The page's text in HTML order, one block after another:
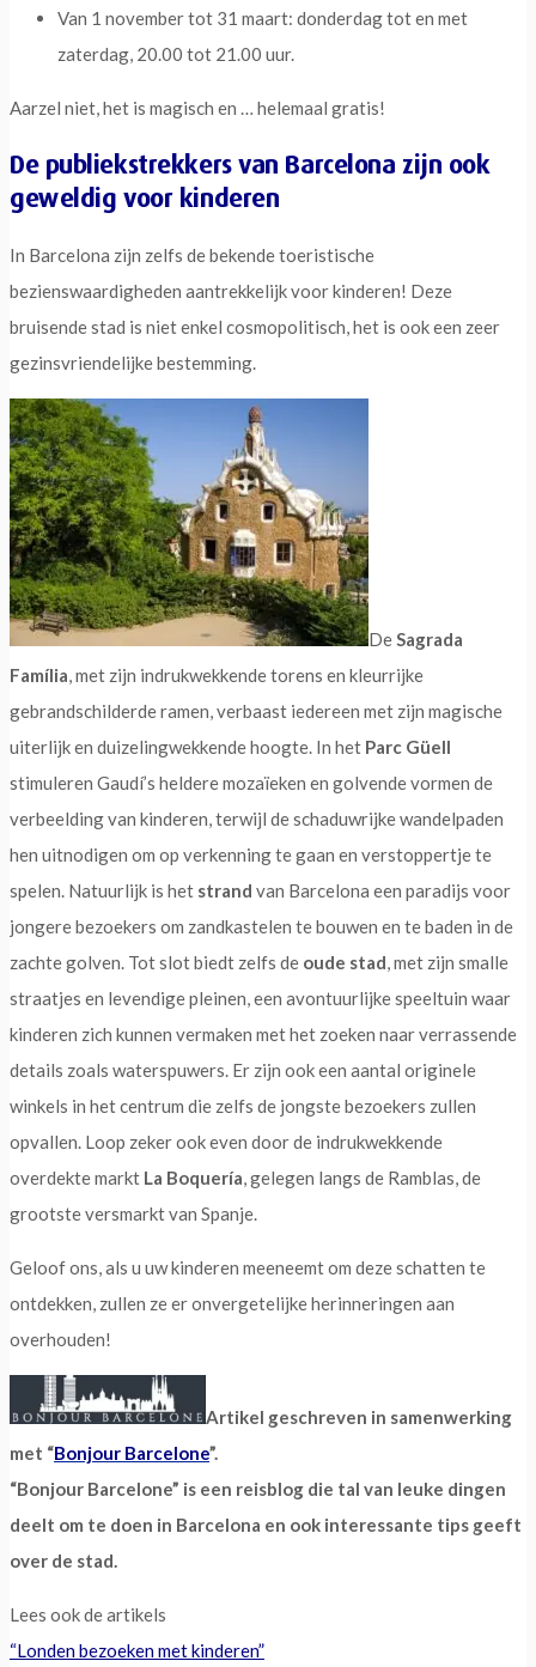
Van 1 november tot 31 maart: donderdag tot en met
zaterdag, 20.00 tot 21.00 uur.
Aarzel niet, het is magisch en … helemaal gratis!
De publiekstrekkers van Barcelona zijn ook
geweldig voor kinderen
In Barcelona zijn zelfs de bekende toeristische
bezienswaardigheden aantrekkelijk voor kinderen! Deze
bruisende stad is niet enkel cosmopolitisch, het is ook een zeer
gezinsvriendelijke bestemming.
DeSagrada
Família, met zijn indrukwekkende torens en kleurrijke
gebrandschilderde ramen, verbaast iedereen met zijn magische
uiterlijk en duizelingwekkende hoogte. In het Parc Güell
stimuleren Gaudí’s heldere mozaïeken en golvende vormen de
verbeelding van kinderen, terwijl de schaduwrijke wandelpaden
hen uitnodigen om op verkenning te gaan en verstoppertje te
spelen. Natuurlijk is het strand van Barcelona een paradijs voor
jongere bezoekers om zandkastelen te bouwen en te baden in de
zachte golven. Tot slot biedt zelfs de oude stad, met zijn smalle
straatjes en levendige pleinen, een avontuurlijke speeltuin waar
kinderen zich kunnen vermaken met het zoeken naar verrassende
details zoals waterspuwers. Er zijn ook een aantal originele
winkels in het centrum die zelfs de jongste bezoekers zullen
opvallen. Loop zeker ook even door de indrukwekkende
overdekte markt La Boquería, gelegen langs de Ramblas, de
grootste versmarkt van Spanje.
Geloof ons, als u uw kinderen meeneemt om deze schatten te
ontdekken, zullen ze er onvergetelijke herinneringen aan
overhouden!
Artikel geschreven in samenwerking
met “Bonjour Barcelone”.
“Bonjour Barcelone” is een reisblog die tal van leuke dingen
deelt om te doen in Barcelona en ook interessante tips geeft
over de stad.
Lees ook de artikels
“Londen bezoeken met kinderen”